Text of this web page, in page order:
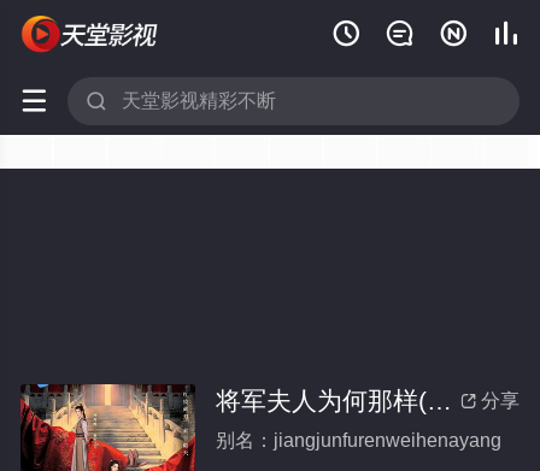
   
 
 分享
将军夫人为何那样(全集)
别名：jiangjunfurenweihenayang